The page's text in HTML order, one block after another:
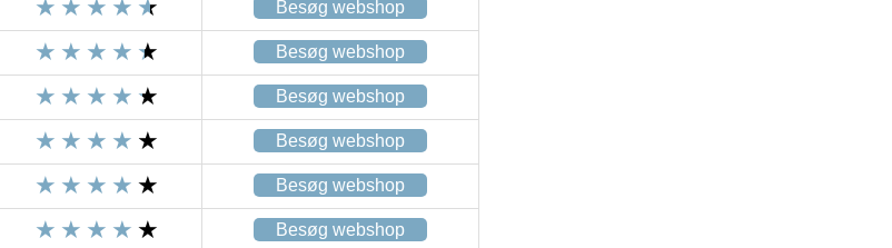
Besøg webshop
Besøg webshop
Besøg webshop
Besøg webshop
Besøg webshop
Besøg webshop